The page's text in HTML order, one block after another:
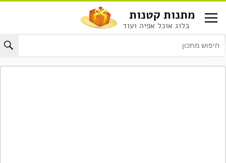
לתוכן
מתנות קטנות
בלוג אוכל אפיה ועוד